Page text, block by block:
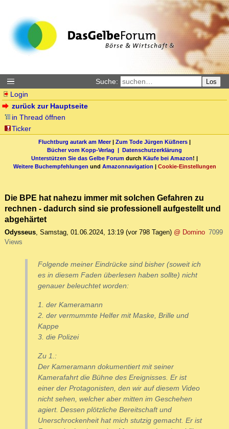
Suche: Los
Login
zurück zur Hauptseite
in Thread öffnen
Ticker
Fluchtburg autark am Meer| Zum Tode Jürgen Küßners |
Bücher vom Kopp-Verlag | Datenschutzerklärung
Unterstützen Sie das Gelbe Forum durch Käufe bei Amazon! |
Weitere Buchempfehlungen und Amazonnavigation | Cookie-Einstellungen
Die BPE hat nahezu immer mit solchen Gefahren zu
rechnen - dadurch sind sie professionell aufgestellt und
abgehärtet
Odysseus, Samstag, 01.06.2024, 13:19 (vor 798 Tagen) @ Domino 7099
Views
Folgende meiner Eindrücke sind bisher (soweit ich
es in diesem Faden überlesen haben sollte) nicht
genauer beleuchtet worden:
1. der Kameramann
2. der vermummte Helfer mit Maske, Brille und
Kappe
3. die Polizei
Zu 1.:
Der Kameramann dokumentiert mit seiner
Kamerafahrt die Bühne des Ereignisses. Er ist
einer der Protagonisten, den wir auf diesem Video
nicht sehen, welcher aber mitten im Geschehen
agiert. Dessen plötzliche Bereitschaft und
Unerschrockenheit hat mich stutzig gemacht. Er ist